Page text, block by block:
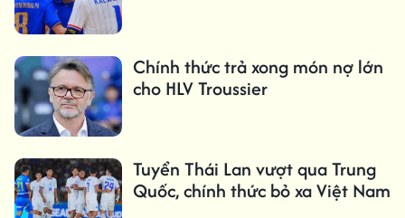
Chính thức trả xong món nợ lớn
cho HLV Troussier
Tuyển Thái Lan vượt qua Trung
Quốc, chính thức bỏ xa Việt Nam